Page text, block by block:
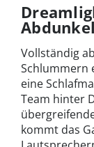
Vollständig
Schlummern
eine
Team hinter
kommt das